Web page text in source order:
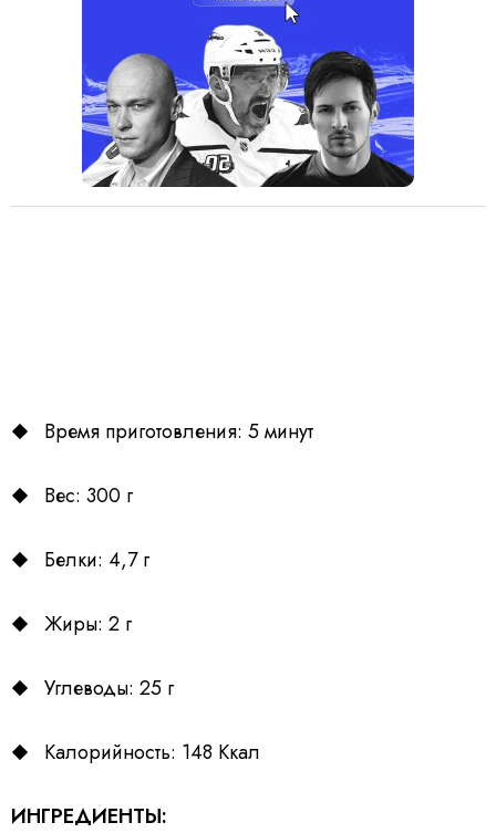
Время приготовления: 5 минут
Вес: 300 г
Белки: 4,7 г
Жиры: 2 г
Углеводы: 25 г
Калорийность: 148 Ккал
ИНГРЕДИЕНТЫ: